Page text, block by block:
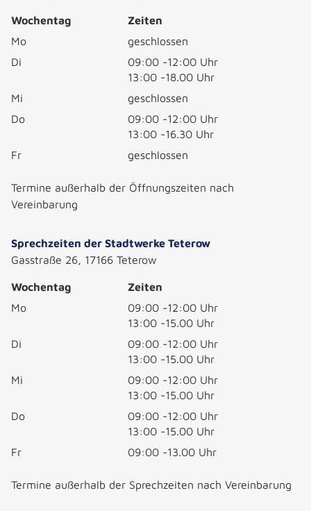
Wochentag
Zeiten
Mo
geschlossen
Di
09:00 -12:00 Uhr
13:00 -18.00 Uhr
Mi
geschlossen
Do
09:00 -12:00 Uhr
13:00 -16.30 Uhr
Fr
geschlossen
Termine außerhalb der Öffnungszeiten nach
Vereinbarung
Sprechzeiten der Stadtwerke Teterow
Gasstraße 26, 17166 Teterow
Wochentag
Zeiten
Mo
09:00 -12:00 Uhr
13:00 -15.00 Uhr
Di
09:00 -12:00 Uhr
13:00 -15.00 Uhr
Mi
09:00 -12:00 Uhr
13:00 -15.00 Uhr
Do
09:00 -12:00 Uhr
13:00 -15.00 Uhr
Fr
09:00 -13.00 Uhr
Termine außerhalb der Sprechzeiten nach Vereinbarung